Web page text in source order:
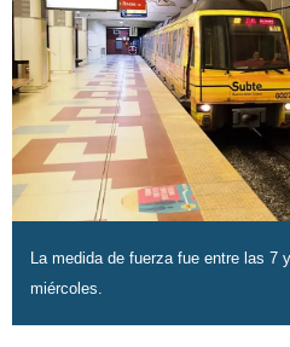
La medida de fuerza fue entre las 7
miércoles.